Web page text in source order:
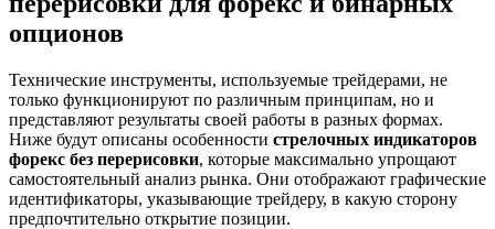
опционов
Технические инструменты, используемые трейдерами, не
только функционируют по различным принципам, но и
представляют результаты своей работы в разных формах.
Ниже будут описаны особенности стрелочных индикаторов
форекс без перерисовки, которые максимально упрощают
самостоятельный анализ рынка. Они отображают графические
идентификаторы, указывающие трейдеру, в какую сторону
предпочтительно открытие позиции.